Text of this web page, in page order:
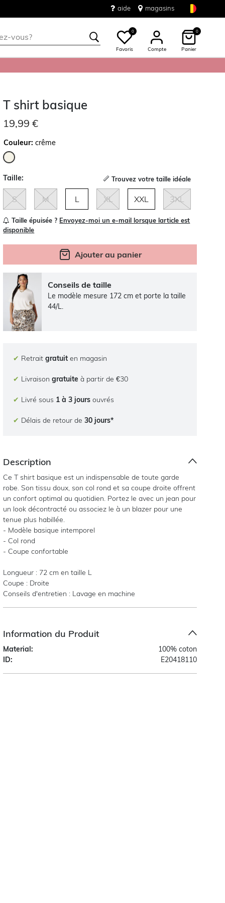
aide magasins
0
Favoris Compte
0
Panier
T shirt basique
19,99 €
Couleur:crême
Taille: Trouvez votre taille idéale
S M L XL XXL 3XL
Taille épuisée ? Envoyez-moi un e-mail lorsque larticle est
disponible
Ajouter au panier
Conseils de taille
Le modèle mesure 172 cm et porte la taille
44/L.
✔ Retraitgratuit en magasin
✔ Livraisongratuite à partir de €30
✔ Livré sous 1 à 3 jours ouvrés
✔ Délais de retour de30 jours*
Description
Ce T shirt basique est un indispensable de toute garde
robe. Son tissu doux, son col rond et sa coupe droite offrent
un confort optimal au quotidien. Portez le avec un jean pour
un look décontracté ou associez le à un blazer pour une
tenue plus habillée.
- Modèle basique intemporel
- Col rond
- Coupe confortable
Longueur : 72 cm en taille L
Coupe : Droite
Conseils d'entretien : Lavage en machine
Information du Produit
Material:
100% coton
ID:
E20418110